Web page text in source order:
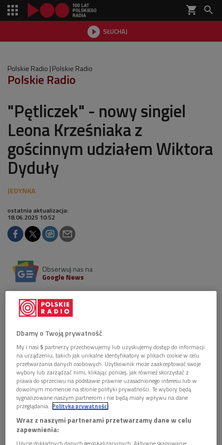
shopping_cart 
 SŁUCHAJ

Polskie Radio Polskie Radio
Polskie Radio
"Pętliczek" - nowy singiel
Leona Krześniaka z
gościnnym udziałem Wiktora
Dyduły
ostatnia aktualizacja:
18.06.2025 10:52
Obserwuj nas na
Google News
Po dobrze przyjętym singlu "Piękne dni" i
debiutanckim występie na poznańskim festiwalu
Next Fest Leon Krześniak nie zwalnia tempa.
"Pętliczek".
Dbamy o Twoją prywatność
My i nasi5 partnerzy przechowujemy lub uzyskujemy dostęp do informacji
na urządzeniu, takich jak unikalne identyfikatory w plikach cookie w celu
przetwarzania danych osobowych. Użytkownik może zaakceptować swoje
wybory lub zarządzać nimi, klikając poniżej, jak również skorzystać z
prawa do sprzeciwu na podstawie prawnie uzasadnionego interesu lub w
dowolnym momencie na stronie polityki prywatności. Te wybory będą
sygnalizowane naszym partnerom i nie będą miały wpływu na dane
przeglądania. Polityka prywatności
Wraz z naszymi partnerami przetwarzamy dane w celu
zapewnienia: